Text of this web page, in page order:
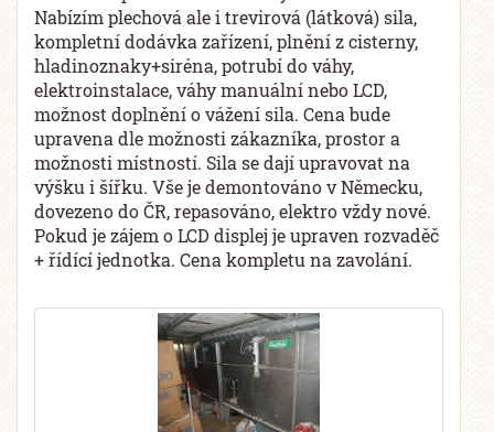
Nabízím plechová ale i trevirová (látková) sila,
kompletní dodávka zařízení, plnění z cisterny,
hladinoznaky+si­réna, potrubí do váhy,
elektroinstalace, váhy manuální nebo LCD,
možnost doplnění o vážení sila. Cena bude
upravena dle možnosti zákazníka, prostor a
možnosti místností. Sila se dají upravovat na
výšku i šířku. Vše je demontováno v Německu,
dovezeno do ČR, repasováno, elektro vždy nové.
Pokud je zájem o LCD displej je upraven rozvaděč
+ řídící jednotka. Cena kompletu na zavolání.